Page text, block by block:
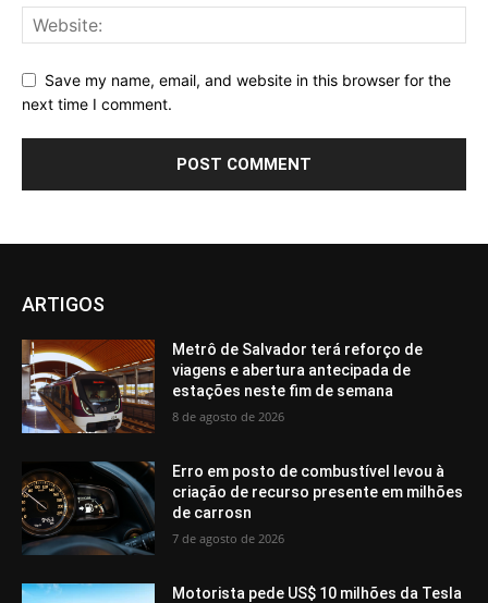
Save my name, email, and website in this browser for the
next time I comment.
ARTIGOS
Metrô de Salvador terá reforço de
viagens e abertura antecipada de
estações neste fim de semana
8 de agosto de 2026
Erro em posto de combustível levou à
criação de recurso presente em milhões
de carrosn
7 de agosto de 2026
Motorista pede US$ 10 milhões da Tesla